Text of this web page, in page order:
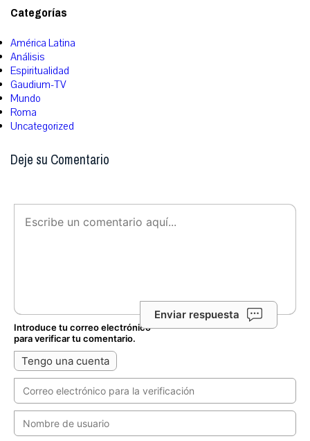
Categorías
América Latina
Análisis
Espiritualidad
Gaudium-TV
Mundo
Roma
Uncategorized
Deje su Comentario
Enviar respuesta
Introduce tu correo electrónico
para verificar tu comentario.
Tengo una cuenta